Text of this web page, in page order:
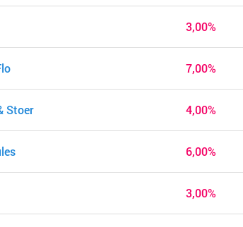
3,00%
7,00%
Stoer 4,00%
6,00%
3,00%